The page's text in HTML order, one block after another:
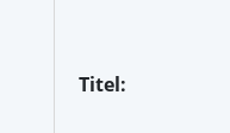
Titel: